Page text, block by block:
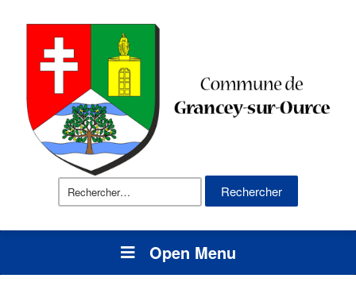
Rechercher :
Open Menu